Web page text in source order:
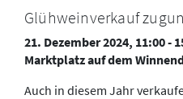
Glühweinverkauf
21. Dezember 2024, 11:00 -
Marktplatz auf dem
Auch in diesem Jahr